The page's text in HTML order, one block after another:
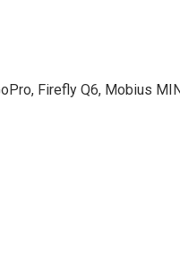
Firefly Q6, Mobius